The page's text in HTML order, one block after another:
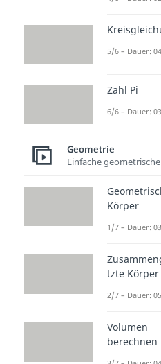
Dauer: 02:44
Dauer: 03:14
Dauer: 03:46
5/6 – Dauer:
Zahl Pi
6/6 – Dauer:
Geometrie
Einfache
Körper
1/7 – Dauer:
tzte Körper
2/7 – Dauer:
Volumen
berechnen